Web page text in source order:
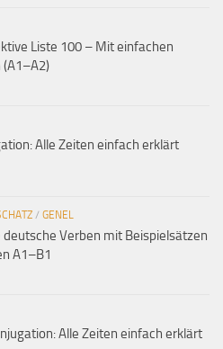
Liste 100 – Mit einfachen
Alle Zeiten einfach erklärt
/ GENEL
Verben mit Beispielsätzen
A1–B1
Alle Zeiten einfach erklärt